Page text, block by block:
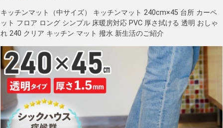
キッチンマット（中サイズ） キッチンマット 240cm×45 台所 カーペ
ット フロア ロング シンプル 床暖房対応 PVC 厚さ拭ける 透明 おしゃ
れ 240 クリア キッチン マット 撥水 新生活のご紹介